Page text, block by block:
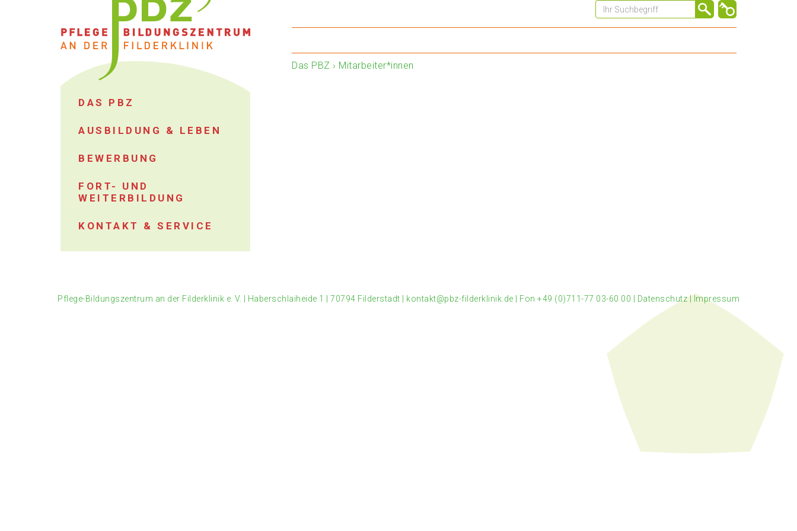
DAS PBZ
AUSBILDUNG & LEBEN
BEWERBUNG
FORT- UND
WEITERBILDUNG
KONTAKT & SERVICE
Das PBZ › Mitarbeiter*innen
Pflege-Bildungszentrum an der Filderklinik e. V. Haberschlaiheide 1 70794 Filderstadt kontakt@pbz-filderklinik.de Fon +49 (0)711-77 03-60 00 Datenschutz| Impressum